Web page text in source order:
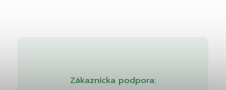
Zákaznícka podpora: